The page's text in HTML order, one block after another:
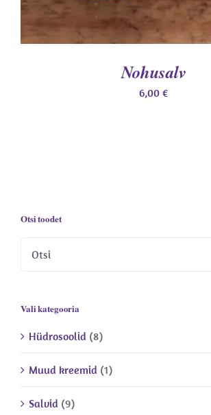
Nohusalv
6,00 €
Otsi toodet
Vali kategooria
Hüdrosoolid (8)
Muud kreemid (1)
Salvid (9)